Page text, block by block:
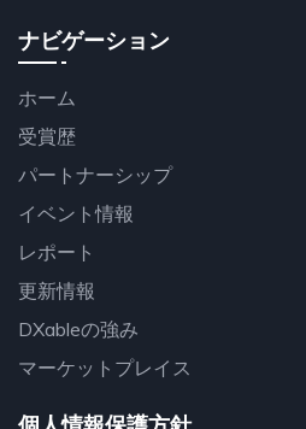
ナビゲーション
ホーム
受賞歴
パートナーシップ
イベント情報
レポート
更新情報
DXableの強み
マーケットプレイス